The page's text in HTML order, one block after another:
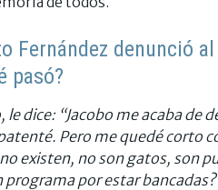
Fernández denunció
pasó?
le dice: “Jacobo me acaba de
Pero me quedé corto
existen, no son gatos, son
programa por estar